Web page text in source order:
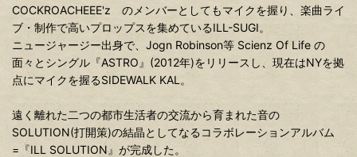
COCKROACHEEE'z のメンバーとしてもマイクを握り、楽曲ライ
ブ・制作で高いプロップスを集めているILL-SUGI。
ニュージャージー出身で、Jogn Robinson等 Scienz Of Life の
面々とシングル『ASTRO』(2012年)をリリースし、現在はNYを拠
点にマイクを握るSIDEWALK KAL。
遠く離れた二つの都市生活者の交流から育まれた音の
SOLUTION(打開策)の結晶としてなるコラボレーションアルバム
=『ILL SOLUTION』が完成した。